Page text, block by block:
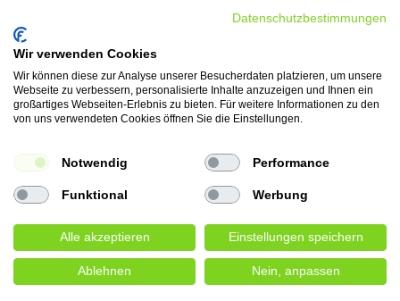
Wir bieten folgende
Bezahlmöglichkeiten:
AmazonPay, Barzahlung
© Copyright 2026 | Alle Rechte vorbehalten.
Datenschutzbestimmungen
Wir verwenden Cookies
Wir können diese zur Analyse unserer Besucherdaten platzieren, um unsere
Webseite zu verbessern, personalisierte Inhalte anzuzeigen und Ihnen ein
großartiges Webseiten-Erlebnis zu bieten. Für weitere Informationen zu den
von uns verwendeten Cookies öffnen Sie die Einstellungen.
Notwendig Performance
Funktional Werbung
Alle akzeptieren Einstellungen speichern
Ablehnen Nein, anpassen